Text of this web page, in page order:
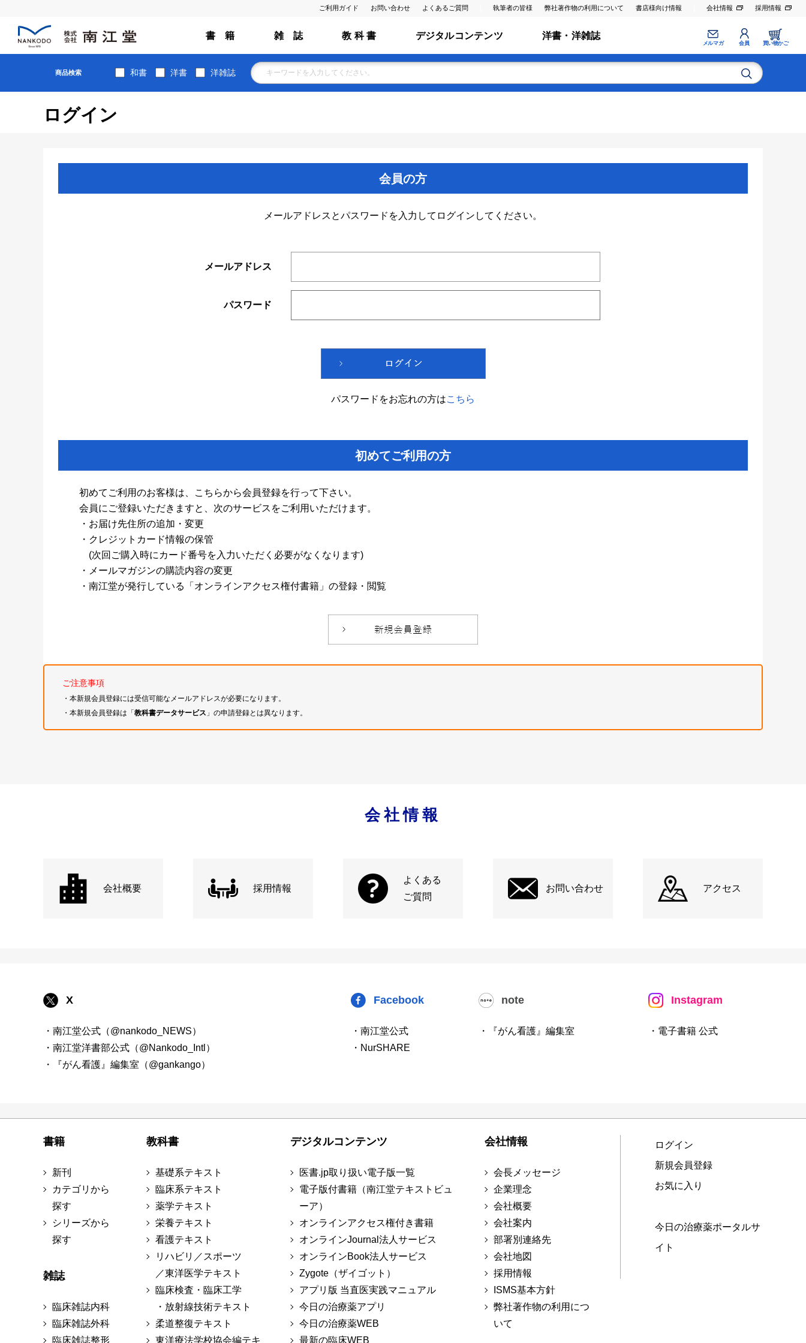
ご利用ガイド お問い合わせ よくあるご質問 執筆者の皆様 弊社著作物の利用について 書店様向け情報 会社情報 採用情報
書 籍 雑 誌 教 科 書 デジタルコンテンツ 洋書・洋雑誌
メルマガ 会員 買い物かご
商品検索 和書 洋書 洋雑誌
ログイン
会員の方
メールアドレスとパスワードを入力してログインしてください。
メールアドレス
パスワード
パスワードをお忘れの方はこちら
初めてご利用の方
初めてご利用のお客様は、こちらから会員登録を行って下さい。
会員にご登録いただきますと、次のサービスをご利用いただけます。
・お届け先住所の追加・変更
・クレジットカード情報の保管
(次回ご購入時にカード番号を入力いただく必要がなくなります)
・メールマガジンの購読内容の変更
・南江堂が発行している「オンラインアクセス権付書籍」の登録・閲覧
ご注意事項
・本新規会員登録には受信可能なメールアドレスが必要になります。
・本新規会員登録は「教科書データサービス 」の申請登録とは異なります。
会社情報
会社概要 採用情報
よくある
ご質問
お問い合わせ アクセス
X
・南江堂公式（@nankodo_NEWS）
・南江堂洋書部公式（@Nankodo_Intl）
・『がん看護』編集室（@gankango）
Facebook
・南江堂公式
・NurSHARE
note
・『がん看護』編集室
Instagram
・電子書籍 公式
書籍
新刊
カテゴリから
探す
シリーズから
探す
雑誌
臨床雑誌内科
臨床雑誌外科
臨床雑誌整形
教科書
基礎系テキスト
臨床系テキスト
薬学テキスト
栄養テキスト
看護テキスト
リハビリ／スポーツ
／東洋医学テキスト
臨床検査・臨床工学
・放射線技術テキスト
柔道整復テキスト
東洋療法学校協会編テキ
デジタルコンテンツ
医書.jp取り扱い電子版一覧
電子版付書籍（南江堂テキストビュ
ーア）
オンラインアクセス権付き書籍
オンラインJournal法人サービス
オンラインBook法人サービス
Zygote（ザイゴット）
アプリ版 当直医実践マニュアル
今日の治療薬アプリ
今日の治療薬WEB
最新の臨床WEB
会社情報
会長メッセージ
企業理念
会社概要
会社案内
部署別連絡先
会社地図
採用情報
ISMS基本方針
弊社著作物の利用につ
いて
ログイン
新規会員登録
お気に入り
今日の治療薬ポータルサ
イト